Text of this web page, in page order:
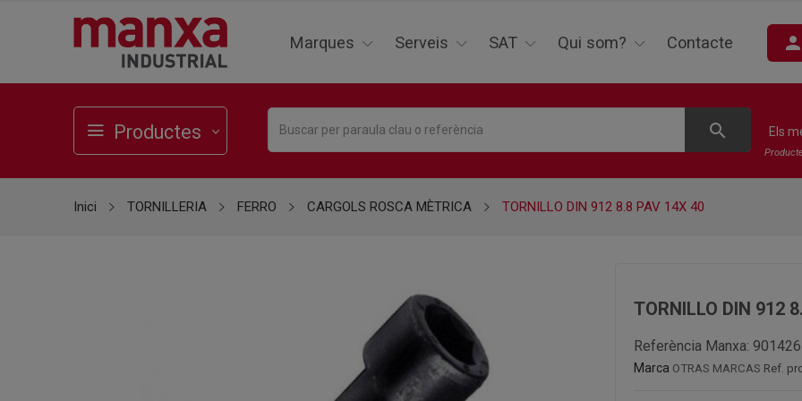
Marques Serveis SAT Qui som? Contacte person
Productes search Els
Inici TORNILLERIA FERRO CARGOLS ROSCA MÈTRICA TORNILLO DIN 912 8.8 PAV 14X 40
TORNILLO DIN 912
Referència Manxa: 901426
Marca OTRAS MARCAS Ref.